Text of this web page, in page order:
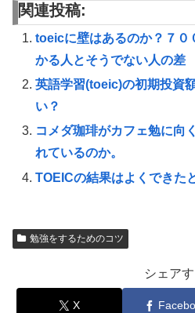
関連投稿:
toeicに壁はあるのか？７０
かる人とそうでない人の差
英語学習(toeic)の初期投資
い？
コメダ珈琲がカフェ勉に向
れているのか。
TOEICの結果はよくできた
勉強をするためのコツ
シェア
X